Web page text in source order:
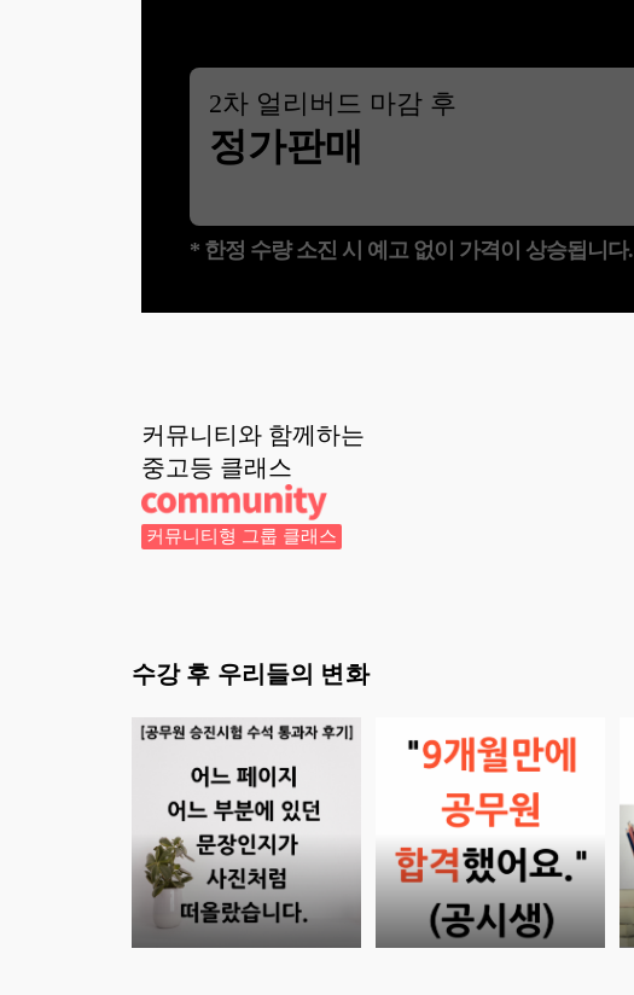
2차 얼리버드 마감 후
정가판매
* 한정 수량 소진 시 예고 없이 가격이 상승됩니다.
커뮤니티와 함께하는
중고등 클래스
커뮤니티형 그룹 클래스
수강 후 우리들의 변화